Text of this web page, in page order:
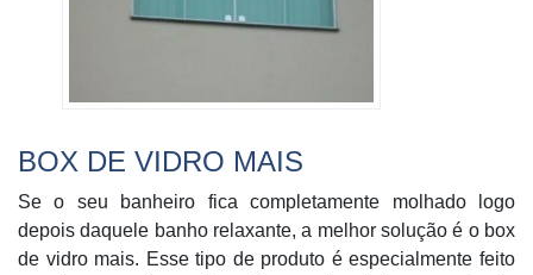
BOX DE VIDRO MAIS
Se o seu banheiro fica completamente molhado logo
depois daquele banho relaxante, a melhor solução é o box
de vidro mais. Esse tipo de produto é especialmente feito